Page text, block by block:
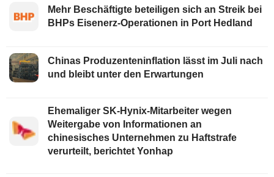
Mehr Beschäftigte beteiligen sich an Streik bei
BHPs Eisenerz-Operationen in Port Hedland
Chinas Produzenteninflation lässt im Juli nach
und bleibt unter den Erwartungen
Ehemaliger SK-Hynix-Mitarbeiter wegen
Weitergabe von Informationen an
chinesisches Unternehmen zu Haftstrafe
verurteilt, berichtet Yonhap